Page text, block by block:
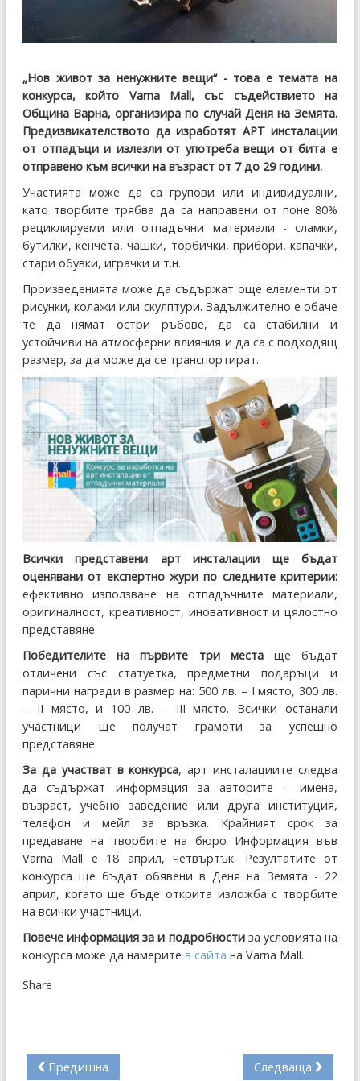
„Нов живот за ненужните вещи“ - това е темата на
конкурса, който Varna Mall, със съдействието на
Община Варна, организира по случай Деня на Земята.
Предизвикателството да изработят АРТ инсталации
от отпадъци и излезли от употреба вещи от бита е
отправено към всички на възраст от 7 до 29 години.
Участията може да са групови или индивидуални,
като творбите трябва да са направени от поне 80%
рециклируеми или отпадъчни материали - сламки,
бутилки, кенчета, чашки, торбички, прибори, капачки,
стари обувки, играчки и т.н.
Произведенията може да съдържат още елементи от
рисунки, колажи или скулптури. Задължително е обаче
те да нямат остри ръбове, да са стабилни и
устойчиви на атмосферни влияния и да са с подходящ
размер, за да може да се транспортират.
Всички представени арт инсталации ще бъдат
оценявани от експертно жури по следните критерии:
ефективно използване на отпадъчните материали,
оригиналност, креативност, иновативност и цялостно
представяне.
Победителите на първите три местаще бъдат
отличени със статуетка, предметни подаръци и
парични награди в размер на: 500 лв. – I място, 300 лв.
– II място, и 100 лв. – III място. Всички останали
участници ще получат грамоти за успешно
представяне.
За да участват в конкурса, арт инсталациите следва
да съдържат информация за авторите – имена,
възраст, учебно заведение или друга институция,
телефон и мейл за връзка. Крайният срок за
предаване на творбите на бюро Информация във
Varna Mall е 18 април, четвъртък. Резултатите от
конкурса ще бъдат обявени в Деня на Земята - 22
април, когато ще бъде открита изложба с творбите
на всички участници.
Повече информация за и подробностиза условията на
конкурса може да намерите в сайта на Varna Mall.
Share
Предишна Следваща